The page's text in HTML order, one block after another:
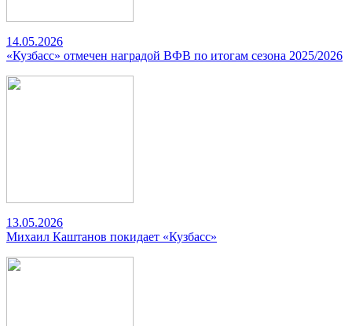
14.05.2026
«Кузбасс» отмечен наградой ВФВ по итогам сезона 2025/2026
13.05.2026
Михаил Каштанов покидает «Кузбасс»